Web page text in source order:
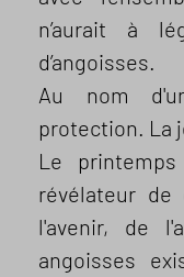
n’aurait à
d’angoisses.
Au nom
protection. La
Le
révélateur
l'avenir, de
angoisses